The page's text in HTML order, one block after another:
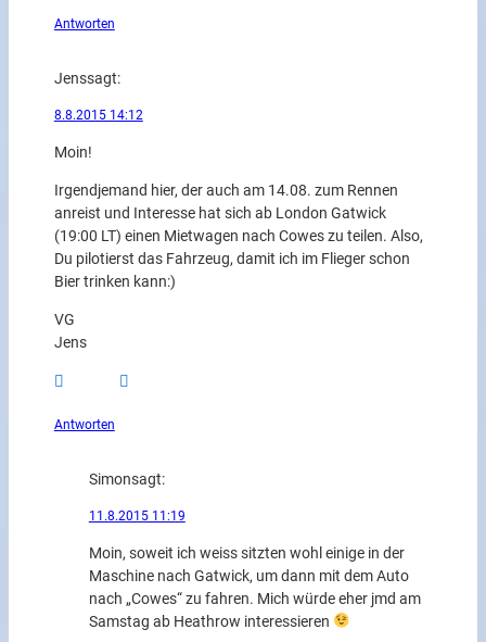
Antworten
Jenssagt:
8.8.2015 14:12
Moin!
Irgendjemand hier, der auch am 14.08. zum Rennen
anreist und Interesse hat sich ab London Gatwick
(19:00 LT) einen Mietwagen nach Cowes zu teilen. Also,
Du pilotierst das Fahrzeug, damit ich im Flieger schon
Bier trinken kann:)
VG
Jens
Antworten
Simonsagt:
11.8.2015 11:19
Moin, soweit ich weiss sitzten wohl einige in der
Maschine nach Gatwick, um dann mit dem Auto
nach „Cowes“ zu fahren. Mich würde eher jmd am
Samstag ab Heathrow interessieren